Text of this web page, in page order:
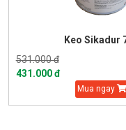
Keo Sikadur
531.000 đ
431.000 đ
Mua ngay